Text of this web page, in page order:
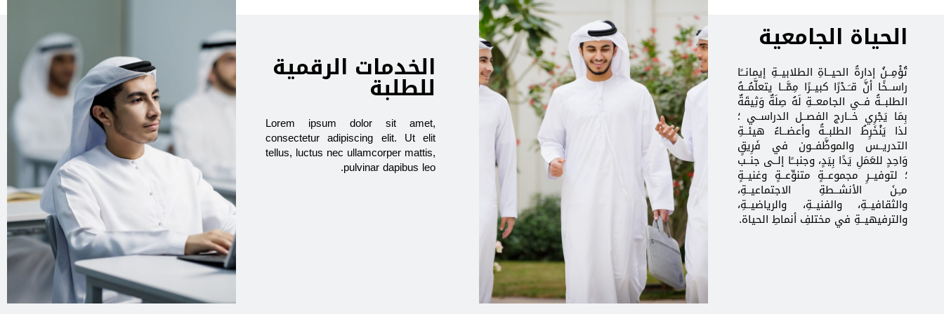
الحياة الجامعية
تُؤْمِــنُ إدارةُ الحيــاةِ الطلابيــةِ إيمانــًا
راســخًا أنَّ قـَـدْرًا كبيــرًا مِمَّــا يتعلَّمُــهُ
الطلبــةُ فــي الجامعــةِ لَهُ صِلَةٌ وَثِيقَةٌ
بِمَا يَجْرِي خــارج الفصــل الدراســي ؛
لذا يَنْخَرِطُ الطلبــةُ وأعضــاءُ هيئــةِ
التدريــس والموظَّفــون في فَرِيقٍ
وَاحِدٍ للعَمَلِ يَدًا بِيَدٍ، وجنبــًا إلــى جنــب
؛ لتوفيــرِ مجموعــةٍ متنوِّعــةٍ وغنيــةٍ
مـِـنَ الأنشــطةِ الاجتماعيــةِ،
والثقافيــةِ، والفنيــةِ، والرياضيــةِ،
والترفيهيــةِ في مختلفِ أنماطِ الحياة.
الخدمات الرقمية
للطلبة
Lorem ipsum dolor sit amet,
consectetur adipiscing elit. Ut elit
tellus, luctus nec ullamcorper mattis,
pulvinar dapibus leo.